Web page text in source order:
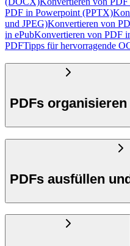
PDF in Powerpoint (PPTX)
und JPEG)Konvertieren von
in ePubKonvertieren von PDF
PDFTipps für hervorragende
PDFs organisieren
PDFs ausfüllen